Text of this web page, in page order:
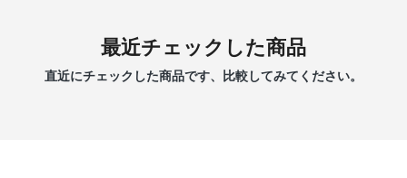
最近チェックした商品
直近にチェックした商品です、比較してみてください。